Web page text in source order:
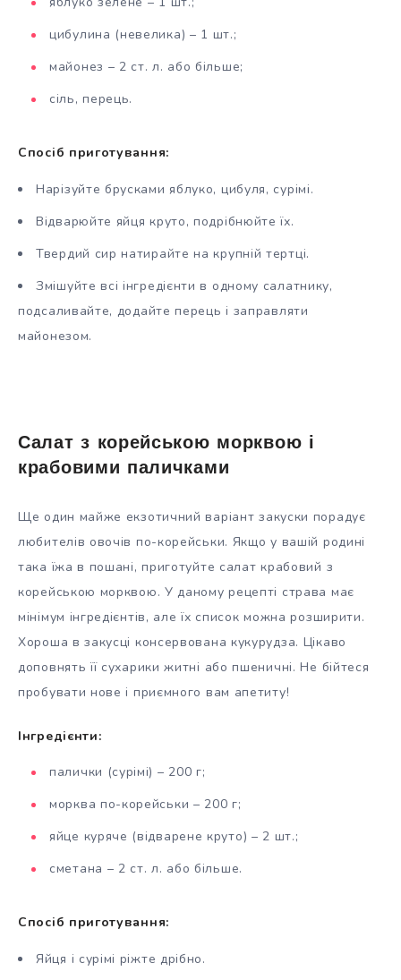
цибулина (невелика) – 1 шт.;
майонез – 2 ст. л. або більше;
сіль, перець.
Спосіб приготування:
Нарізуйте брусками яблуко, цибуля, сурімі.
Відварюйте яйця круто, подрібнюйте їх.
Твердий сир натирайте на крупній тертці.
Змішуйте всі інгредієнти в одному салатнику,
подсаливайте, додайте перець і заправляти
майонезом.
Салат з корейською морквою і
крабовими паличками
Ще один майже екзотичний варіант закуски порадує
любителів овочів по-корейськи. Якщо у вашій родині
така їжа в пошані, приготуйте салат крабовий з
корейською морквою. У даному рецепті страва має
мінімум інгредієнтів, але їх список можна розширити.
Хороша в закусці консервована кукурудза. Цікаво
доповнять її сухарики житні або пшеничні. Не бійтеся
пробувати нове і приємного вам апетиту!
Інгредієнти:
палички (сурімі) – 200 г;
морква по-корейськи – 200 г;
яйце куряче (відварене круто) – 2 шт.;
сметана – 2 ст. л. або більше.
Спосіб приготування:
Яйця і сурімі ріжте дрібно.